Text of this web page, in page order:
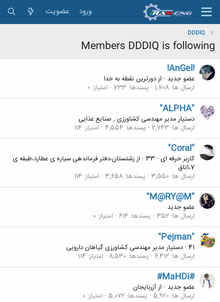
ورود عضویت
DDDIQ
Members DDDIQ is following
!AnGel!
عضو جدید · ازدورترین نقطه به خدا
ارسال ها 1,708 پسندها 733 امتیاز 0
"ALPHA"
دستیار مدیر مهندسی کشاورزی , صنایع غذایی
ارسال ها 2,743 پسندها 4,554 امتیاز 114
"Coral"
کاربر حرفه ای ·
· اززشتستان،دفتر فرماندهی سیاره ی عطارد،طبقه ی
7،اتاق
ارسال ها 3,550 پسندها 3,658 امتیاز 114
"M@RY@M"
عضو جدید
ارسال ها 352 پسندها 614 امتیاز 0
"Pejman"
دستیار مدیر مهندسی کشاورزی گیاهان دارویی · 41
ارسال ها 6,412 پسندها 8,530 امتیاز 114
#MaHDi#
عضو جدید · ازآزربایجان
ارسال ها 5,920 پسندها 5,072 امتیاز 0